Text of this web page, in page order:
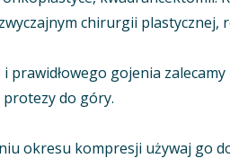
chirurgii plastycznej,
i prawidłowego gojenia
do góry.
okresu kompresji używaj go